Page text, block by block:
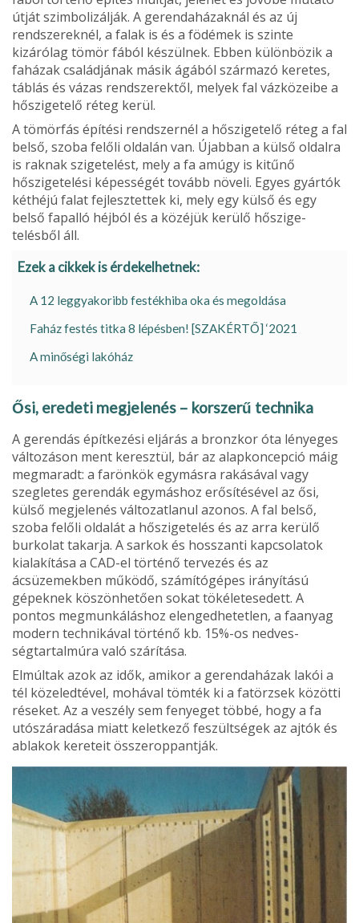
útját szim­bolizálják. A gerendaházaknál és az új
rendszereknél, a falak is és a födémek is szinte
kizárólag tömör fából készülnek. Ebben különbözik a
faházak család­jának másik ágából származó keretes,
táblás és vázas rend­szerektől, melyek fal vázközei­be a
hőszigetelő réteg kerül.
A tömörfás építési rend­szernél a hőszigetelő réteg a fal
belső, szoba felőli oldalán van. Újabban a külső oldalra
is raknak szigetelést, mely a fa amúgy is kitűnő
hőszigetelé­si képességét tovább növeli. Egyes gyártók
kéthéjú falat fejlesztettek ki, mely egy kül­ső és egy
belső fapalló héjból és a közéjük kerülő hőszige­
telésből áll.
Ezek a cikkek is érdekelhetnek:
A 12 leggyakoribb festékhiba oka és megoldása
Faház festés titka 8 lépésben! [SZAKÉRTŐ] ‘2021
A minőségi lakóház
Ősi, eredeti megjelenés – korszerű technika
A gerendás építkezési eljárás a bronzkor óta lényeges
válto­záson ment keresztül, bár az alapkoncepció máig
megma­radt: a farönkök egymásra ra­kásával vagy
szegletes geren­dák egymáshoz erősítésével az ősi,
külső megjelenés válto­zatlanul azonos. A fal belső,
szoba felőli oldalát a hőszige­telés és az arra kerülő
burko­lat takarja. A sarkok és hosszanti kapcsolatok
kialakítása a CAD-el történő tervezés és az
ácsüzemekben működő, szá­mítógépes irányítású
gépek­nek köszönhetően sokat töké­letesedett. A
pontos megmun­káláshoz elengedhetetlen, a fa­anyag
modern technikával történő kb. 15%-os nedves­
ségtartalmúra való szárítása.
Elmúltak azok az idők, amikor a gerendaházak lakói a
tél közeledtével, mohával tömték ki a fatörzsek közötti
réseket. Az a veszély sem fe­nyeget többé, hogy a fa
utó­száradása miatt keletkező fe­szültségek az ajtók és
ablakok kereteit összeroppantják.